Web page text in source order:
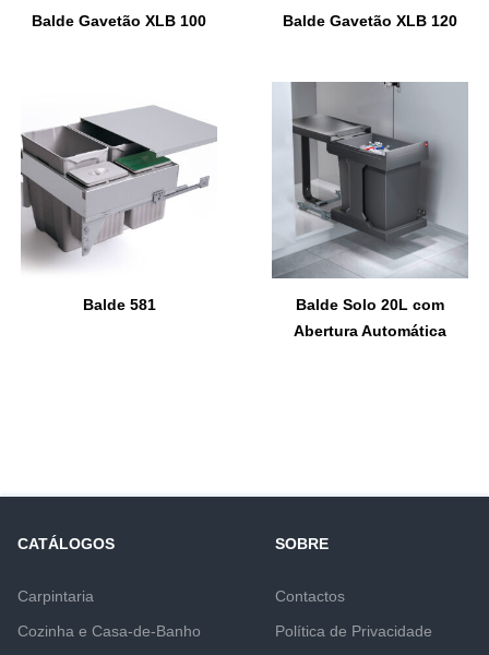
Balde Gavetão XLB 100 Balde Gavetão XLB 120
Balde 581
Balde Solo 20L com
Abertura Automática
CATÁLOGOS
Carpintaria
Cozinha e Casa-de-Banho
SOBRE
Contactos
Política de Privacidade